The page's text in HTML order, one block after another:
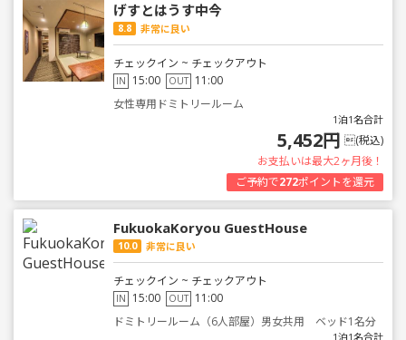
げすとはうす中今
8.8 非常に良い
チェックイン ~ チェックアウト
IN 15:00 OUT 11:00
女性専用ドミトリールーム
1泊1名合計
5,452円 (税込)
お支払いは最大2ヶ月後！
ご予約で272ポイントを還元
FukuokaKoryou GuestHouse
10.0 非常に良い
チェックイン ~ チェックアウト
IN 15:00 OUT 11:00
ドミトリールーム（6人部屋）男女共用 ベッド1名分
1泊1名合計